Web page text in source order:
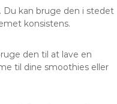
Du kan bruge den i stedet
konsistens.
den til at lave en
til dine smoothies eller